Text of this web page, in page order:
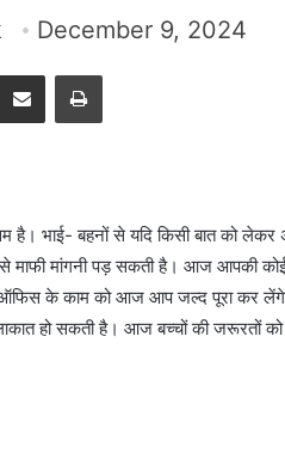
December 9, 2024
Share via Email Print
भाई- बहनों से यदि किसी बात को लेकर
से माफी मांगनी पड़ सकती है। आज आपकी
ऑफिस के काम को आज आप जल्द पूरा कर
हो सकती है। आज बच्चों की जरूरतों